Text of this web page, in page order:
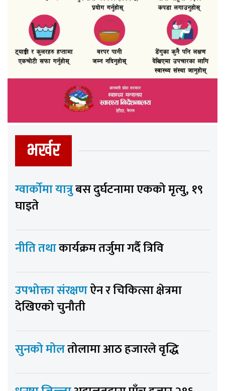
भर्खर
ग्वार्कोमा यात्रुबस दुर्घटनामा एकको मृत्यु, १९
घाइते
नीति तथाकार्यक्रम तर्जुमा गर्दै त्रिवि
उपभोक्ता संरक्षणऐन र चिकित्सा क्षेत्रमा
देखिएको चुनौती
सुनको मोलतोलामा आठ हजारले वृद्धि